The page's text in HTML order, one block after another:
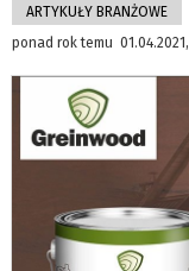
ARTYKUŁY BRANŻOWE
ponad rok temu